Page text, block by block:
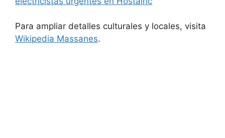
Para ampliar detalles culturales y locales, visita
Wikipedia Massanes.